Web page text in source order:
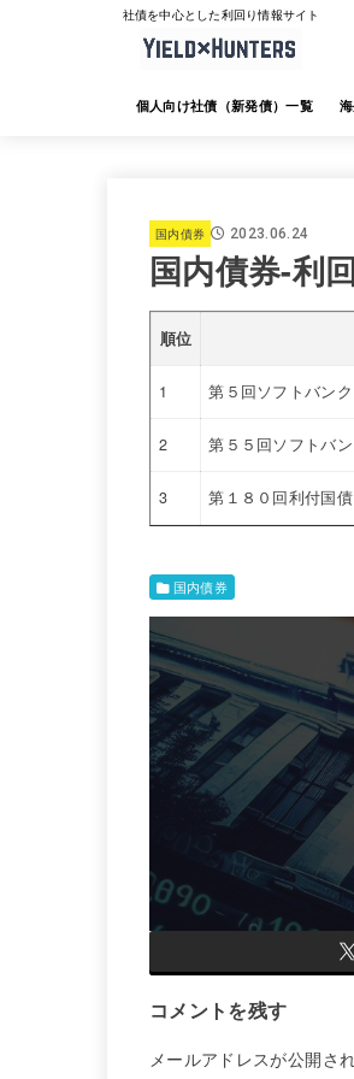
社債を中心とした利回り情報サイト
個人向け社債（新発債）一覧
国内債券 2023.06.24
国内債券-利
順位
1 第５回ソフトバン
2 第５５回ソフトバ
3 第１８０回利付国債
国内債券
コメントを残す
メールアドレスが公開さ